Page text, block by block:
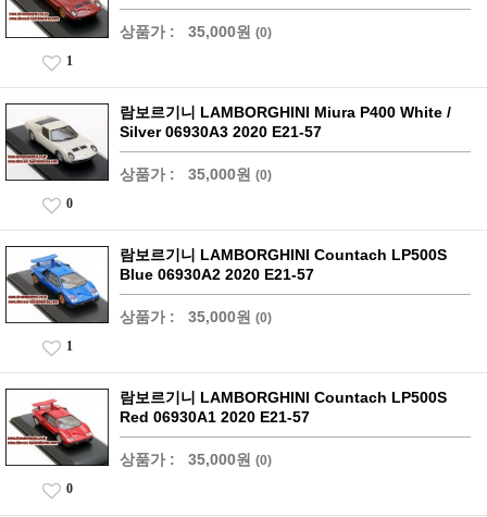
상품가 : 35,000원 (0)
1
람보르기니 LAMBORGHINI Miura P400 White /
Silver 06930A3 2020 E21-57
상품가 : 35,000원 (0)
0
람보르기니 LAMBORGHINI Countach LP500S
Blue 06930A2 2020 E21-57
상품가 : 35,000원 (0)
1
람보르기니 LAMBORGHINI Countach LP500S
Red 06930A1 2020 E21-57
상품가 : 35,000원 (0)
0